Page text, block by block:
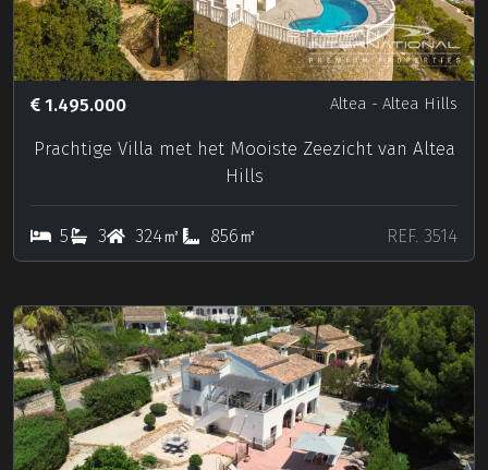
1.495.000 Altea - Altea Hills
Prachtige Villa met het Mooiste Zeezicht van Altea
Hills
5 3 324㎡ 856㎡ REF. 3514